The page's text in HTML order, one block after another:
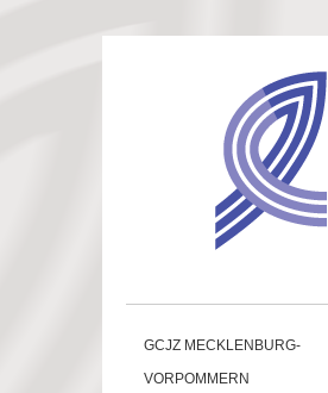
GCJZ MECKLENBURG-
VORPOMMERN